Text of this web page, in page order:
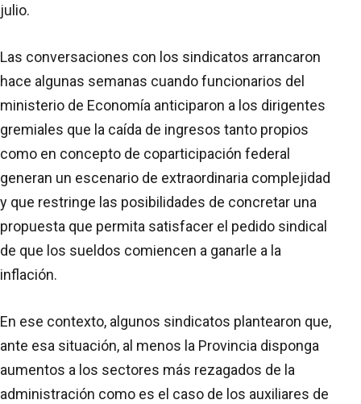
julio.
Las conversaciones con los sindicatos arrancaron
hace algunas semanas cuando funcionarios del
ministerio de Economía anticiparon a los dirigentes
gremiales que la caída de ingresos tanto propios
como en concepto de coparticipación federal
generan un escenario de extraordinaria complejidad
y que restringe las posibilidades de concretar una
propuesta que permita satisfacer el pedido sindical
de que los sueldos comiencen a ganarle a la
inflación.
En ese contexto, algunos sindicatos plantearon que,
ante esa situación, al menos la Provincia disponga
aumentos a los sectores más rezagados de la
administración como es el caso de los auxiliares de